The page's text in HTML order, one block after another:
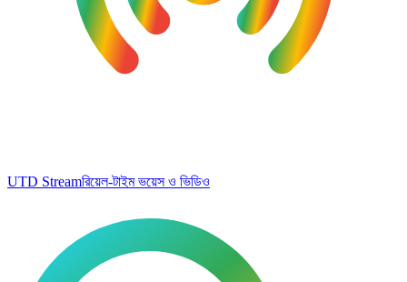
UTD Streamরিয়েল-টাইম ভয়েস ও ভিডিও